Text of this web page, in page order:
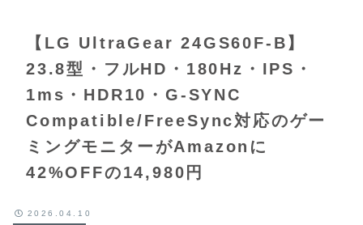
【LG UltraGear 24GS60F-B】
23.8型・フルHD・180Hz・IPS・
1ms・HDR10・G‑SYNC
Compatible/FreeSync対応のゲー
ミングモニターがAmazonに
42%OFFの14,980円
2026.04.10